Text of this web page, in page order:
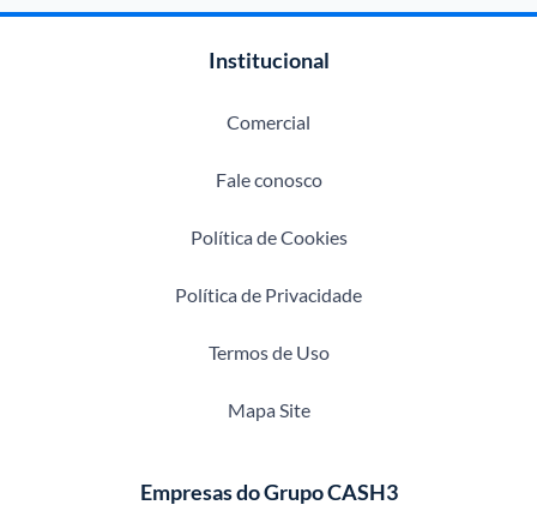
Institucional
Comercial
Fale conosco
Política de Cookies
Política de Privacidade
Termos de Uso
Mapa Site
Empresas do Grupo CASH3